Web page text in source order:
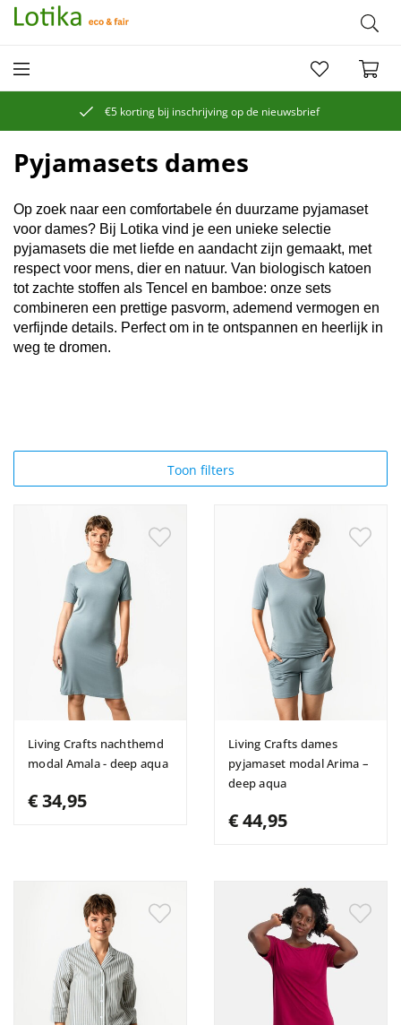
€5 korting bij inschrijving op de nieuwsbrief
Pyjamasets dames
Op zoek naar een comfortabele én duurzame pyjamaset
voor dames? Bij Lotika vind je een unieke selectie
pyjamasets die met liefde en aandacht zijn gemaakt, met
respect voor mens, dier en natuur. Van biologisch katoen
tot zachte stoffen als Tencel en bamboe: onze sets
combineren een prettige pasvorm, ademend vermogen en
verfijnde details. Perfect om in te ontspannen en heerlijk in
weg te dromen.
Toon filters
Living Crafts nachthemd
modal Amala - deep aqua
€ 34,95
Living Crafts dames
pyjamaset modal Arima –
deep aqua
€ 44,95